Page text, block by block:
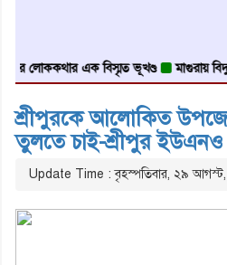
এক বিস্মৃত ভূখণ্ড মাগুরায়
শ্রীপুরকে আলোকিত
তুলতে চাই-শ্রীপুর ইউএনও
Update Time : বৃহস্পতিবার, ২৯